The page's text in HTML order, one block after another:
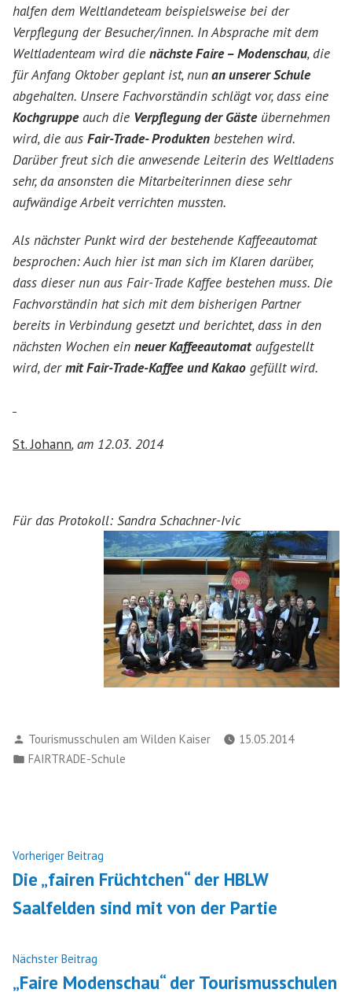
halfen dem Weltlandeteam beispielsweise bei der
Verpflegung der Besucher/innen. In Absprache mit dem
Weltladenteam wird die nächste Faire – Modenschau, die
für Anfang Oktober geplant ist, nunan unserer Schule
abgehalten. Unsere Fachvorständin schlägt vor, dass eine
Kochgruppeauch die Verpflegung der Gästeübernehmen
wird, die aus Fair-Trade- Produkten bestehen wird.
Darüber freut sich die anwesende Leiterin des Weltladens
sehr, da ansonsten die Mitarbeiterinnen diese sehr
aufwändige Arbeit verrichten mussten.
Als nächster Punkt wird der bestehende Kaffeeautomat
besprochen: Auch hier ist man sich im Klaren darüber,
dass dieser nun aus Fair-Trade Kaffee bestehen muss. Die
Fachvorständin hat sich mit dem bisherigen Partner
bereits in Verbindung gesetzt und berichtet, dass in den
nächsten Wochen ein neuer Kaffeeautomataufgestellt
wird, dermit Fair-Trade-Kaffee und Kakao gefüllt wird.
St. Johann, am 12.03. 2014
Für das Protokoll: Sandra Schachner-Ivic
Verfasst
von
Tourismusschulen am Wilden Kaiser
15.05.2014
Veröffentlicht
FAIRTRADE-Schule
Beitragsnavigation
Vorheriger Beitrag
Beitrag:
Die „fairen Früchtchen“ der HBLW
Saalfelden sind mit von der Partie
Nächster Beitrag
Beitrag:
„Faire Modenschau“ der Tourismusschulen